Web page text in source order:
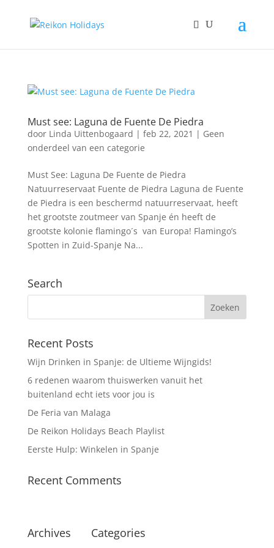
Must see: Laguna de Fuente De Piedra
door Linda Uittenbogaard | feb 22, 2021 | Geen
onderdeel van een categorie
Must See: Laguna De Fuente de Piedra
Natuurreservaat Fuente de Piedra Laguna de Fuente
de Piedra is een beschermd natuurreservaat, heeft
het grootste zoutmeer van Spanje én heeft de
grootste kolonie flamingo´s van Europa! Flamingo’s
Spotten in Zuid-Spanje Na...
Search
Recent Posts
Wijn Drinken in Spanje: de Ultieme Wijngids!
6 redenen waarom thuiswerken vanuit het
buitenland echt iets voor jou is
De Feria van Malaga
De Reikon Holidays Beach Playlist
Eerste Hulp: Winkelen in Spanje
Recent Comments
Archives Categories